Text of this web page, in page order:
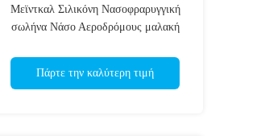
Μεϊντκαλ Σιλικόνη Νασοφραρυγγική
σωλήνα Νάσο Αεροδρόμους μαλακή
Πάρτε την καλύτερη τιμή